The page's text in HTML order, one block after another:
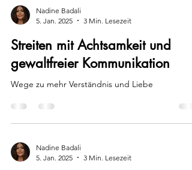
Nadine Badali
5. Jan. 2025
3 Min. Lesezeit
Streiten mit Achtsamkeit und
gewaltfreier Kommunikation
Wege zu mehr Verständnis und Liebe
Nadine Badali
5. Jan. 2025
3 Min. Lesezeit